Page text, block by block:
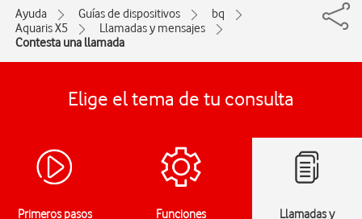
Ayuda Guías de dispositivos
bq
Aquaris X5
Llamadas y mensajes
Contesta una llamada
Elige el tema de tu consulta
Primeros pasos
Funciones
Llamadas y